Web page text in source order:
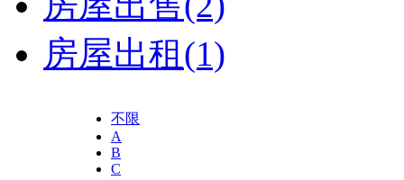
房屋出租(1)
不限
A
B
C